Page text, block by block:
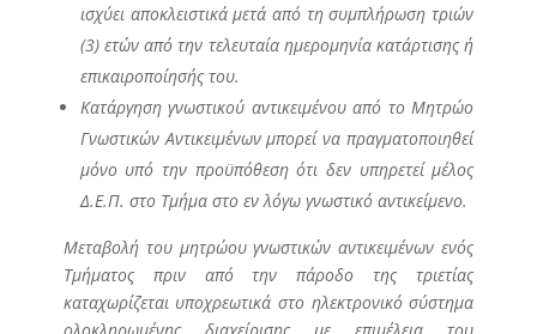
ισχύει αποκλειστικά μετά από τη συμπλήρωση τριών
(3) ετών από την τελευταία ημερομηνία κατάρτισης ή
επικαιροποίησής του.
Κατάργηση γνωστικού αντικειμένου από το Μητρώο
Γνωστικών Αντικειμένων μπορεί να πραγματοποιηθεί
μόνο υπό την προϋπόθεση ότι δεν υπηρετεί μέλος
Δ.Ε.Π. στο Τμήμα στο εν λόγω γνωστικό αντικείμενο.
Μεταβολή του μητρώου γνωστικών αντικειμένων ενός
Τμήματος πριν από την πάροδο της τριετίας
καταχωρίζεται υποχρεωτικά στο ηλεκτρονικό σύστημα